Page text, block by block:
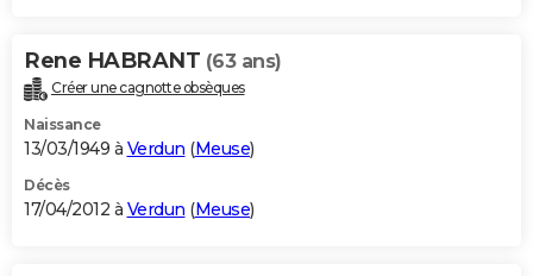
Rene HABRANT (63 ans)
Créer une cagnotte obsèques
Naissance
13/03/1949 à Verdun (Meuse)
Décès
17/04/2012 à Verdun (Meuse)